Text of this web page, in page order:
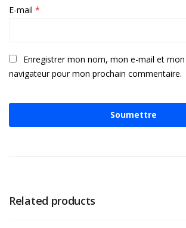
E-mail *
Enregistrer mon nom, mon e-mail et
navigateur pour mon prochain commentaire.
Related products